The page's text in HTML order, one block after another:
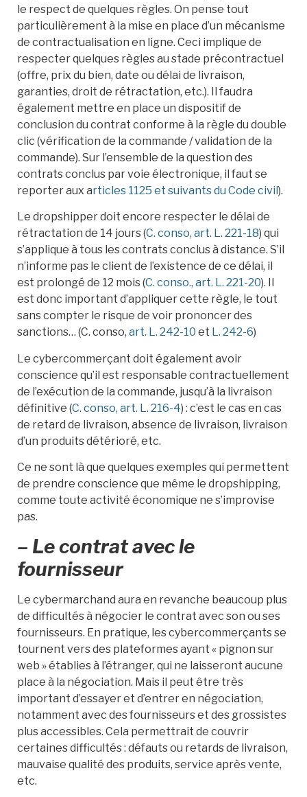
le respect de quelques règles. On pense tout
particulièrement à la mise en place d’un mécanisme
de contractualisation en ligne. Ceci implique de
respecter quelques règles au stade précontractuel
(offre, prix du bien, date ou délai de livraison,
garanties, droit de rétractation, etc.). Il faudra
également mettre en place un dispositif de
conclusion du contrat conforme à la règle du double
clic (vérification de la commande / validation de la
commande). Sur l’ensemble de la question des
contrats conclus par voie électronique, il faut se
reporter aux articles 1125 et suivants du Code civil).
Le dropshipper doit encore respecter le délai de
rétractation de 14 jours (C. conso, art. L. 221-18) qui
s’applique à tous les contrats conclus à distance. S’il
n’informe pas le client de l’existence de ce délai, il
est prolongé de 12 mois (C. conso., art. L. 221-20). Il
est donc important d’appliquer cette règle, le tout
sans compter le risque de voir prononcer des
sanctions… (C. conso, art. L. 242-10 et L. 242-6)
Le cybercommerçant doit également avoir
conscience qu’il est responsable contractuellement
de l’exécution de la commande, jusqu’à la livraison
définitive (C. conso, art. L. 216-4) : c’est le cas en cas
de retard de livraison, absence de livraison, livraison
d’un produits détérioré, etc.
Ce ne sont là que quelques exemples qui permettent
de prendre conscience que même le dropshipping,
comme toute activité économique ne s’improvise
pas.
– Le contrat avec le
fournisseur
Le cybermarchand aura en revanche beaucoup plus
de difficultés à négocier le contrat avec son ou ses
fournisseurs. En pratique, les cybercommerçants se
tournent vers des plateformes ayant « pignon sur
web » établies à l’étranger, qui ne laisseront aucune
place à la négociation. Mais il peut être très
important d’essayer et d’entrer en négociation,
notamment avec des fournisseurs et des grossistes
plus accessibles. Cela permettrait de couvrir
certaines difficultés : défauts ou retards de livraison,
mauvaise qualité des produits, service après vente,
etc.